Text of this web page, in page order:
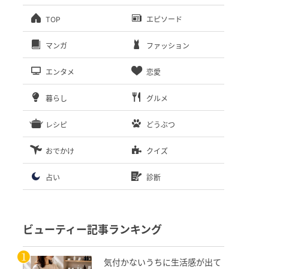
TOP エピソード
マンガ ファッション
エンタメ 恋愛
暮らし グルメ
レシピ どうぶつ
おでかけ クイズ
占い 診断
ビューティー記事ランキング
気付かないうちに生活感が出て